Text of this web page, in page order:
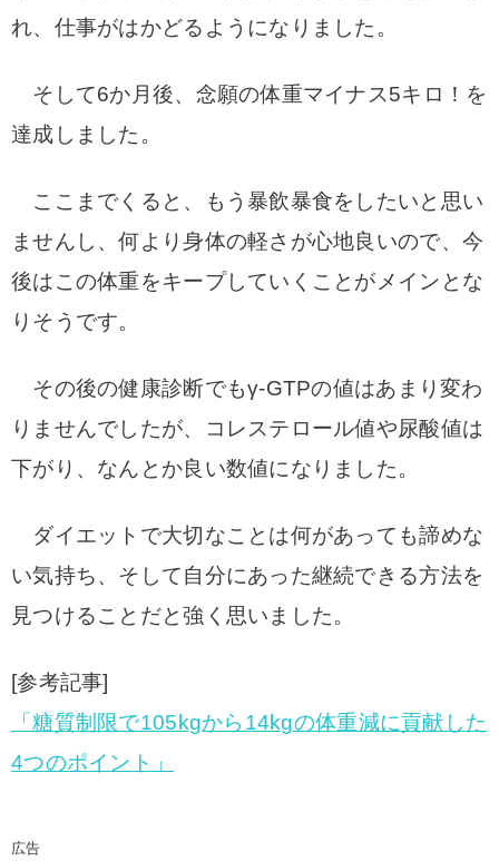
れ、 仕事がはかどるようになりました。
そして6か月後、念願の体重マイナス5キロ！ を
達成しました。
ここまでくると、もう暴飲暴食をしたいと 思い
ませんし、何より身体の軽さが心地良いので、今
後はこの体重をキープしていくことが メインとな
りそうです。
その後の健康診断でもγ-GTPの値はあまり変わ
り ませんでしたが、コレステロール値や尿酸値は
下がり、なんとか良い数値になりました。
ダイエットで大切なことは何があっても諦めな
い気持ち、そして自分にあった継続できる方法を
見つけることだと強く思いました。
[参考記事]
「糖質制限で105kgから14kgの体重減に貢献した
4つのポイント」
広告